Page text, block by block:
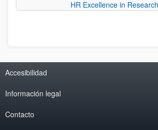
HR Excellence in Research
Accesibilidad
Información legal
Contacto